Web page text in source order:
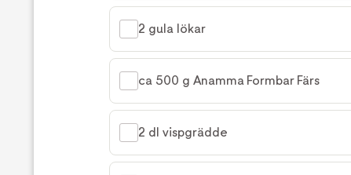
2 gula lökar
ca 500 g Anamma Formbar Färs
2 dl vispgrädde